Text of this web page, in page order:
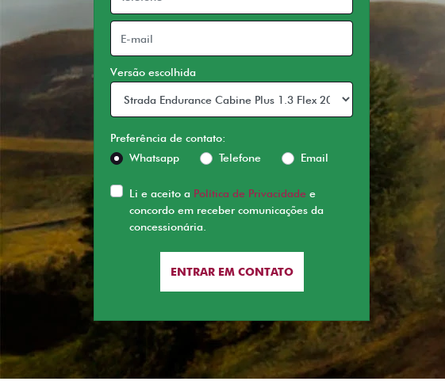
Versão escolhida
Preferência de contato:
Whatsapp
Telefone Email
Li e aceito a Política de Privacidade e
concordo em receber comunicações da
concessionária.
ENTRAR EM CONTATO